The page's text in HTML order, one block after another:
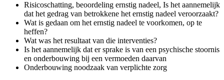
Risicoschatting, beoordeling ernstig nadeel, Is het aannemelijk
dat het gedrag van betrokkene het ernstig nadeel veroorzaakt?
Wat is gedaan om het ernstig nadeel te voorkomen, op te
heffen?
Wat was het resultaat van die interventies?
Is het aannemelijk dat er sprake is van een psychische stoornis
en onderbouwing bij een vermoeden daarvan
Onderbouwing noodzaak van verplichte zorg